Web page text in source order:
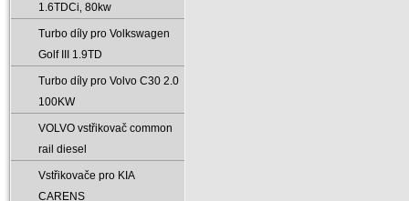
1.6TDCi‚ 80kw
Turbo díly pro Volkswagen
Golf III 1.9TD
Turbo díly pro Volvo C30 2.0
100KW
VOLVO vstřikovač common
rail diesel
Vstřikovače pro KIA
CARENS